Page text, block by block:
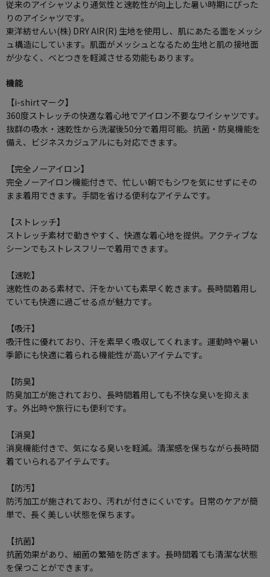
従来のアイシャツより通気性と速乾性が向上した暑い時期にぴった
りのアイシャツです。
東洋紡せんい(株) DRY AIR(R) 生地を使用し、肌にあたる面をメッシ
ュ構造にしています。肌面がメッシュとなるため生地と肌の接地面
が少なく、べとつきを軽減させる効能もあります。
機能
【i-shirtマーク】
360度ストレッチの快適な着心地でアイロン不要なワイシャツです。
抜群の吸水・速乾性から洗濯後50分で着用可能。抗菌・防臭機能を
備え、ビジネスカジュアルにも対応できます。
【完全ノーアイロン】
完全ノーアイロン機能付きで、忙しい朝でもシワを気にせずにその
まま着用できます。手間を省ける便利なアイテムです。
【ストレッチ】
ストレッチ素材で動きやすく、快適な着心地を提供。アクティブな
シーンでもストレスフリーで着用できます。
【速乾】
速乾性のある素材で、汗をかいても素早く乾きます。長時間着用し
ていても快適に過ごせる点が魅力です。
【吸汗】
吸汗性に優れており、汗を素早く吸収してくれます。運動時や暑い
季節にも快適に着られる機能性が高いアイテムです。
【防臭】
防臭加工が施されており、長時間着用しても不快な臭いを抑えま
す。外出時や旅行にも便利です。
【消臭】
消臭機能付きで、気になる臭いを軽減。清潔感を保ちながら長時間
着ていられるアイテムです。
【防汚】
防汚加工が施されており、汚れが付きにくいです。日常のケアが簡
単で、長く美しい状態を保ちます。
【抗菌】
抗菌効果があり、細菌の繁殖を防ぎます。長時間着ても清潔な状態
を保つことができます。